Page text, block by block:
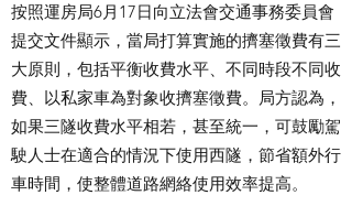
按照運房局6月17日向立法會交通事務委員會
提交文件顯示，當局打算實施的擠塞徵費有三
大原則，包括平衡收費水平、不同時段不同收
費、以私家車為對象收擠塞徵費。局方認為，
如果三隧收費水平相若，甚至統一，可鼓勵駕
駛人士在適合的情況下使用西隧，節省額外行
車時間，使整體道路網絡使用效率提高。